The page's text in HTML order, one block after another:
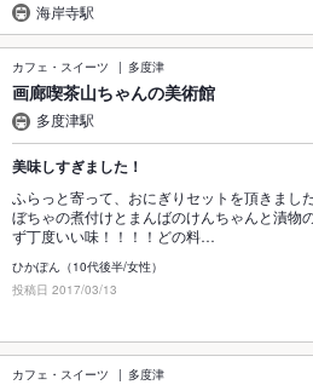
海岸寺駅
カフェ・スイーツ 多度津
画廊喫茶山ちゃんの美術館
多度津駅
美味しすぎました！
ふらっと寄って、おにぎりセットを頂きまし
ぼちゃの煮付けとまんばのけんちゃんと漬物
ず丁度いい味！！！！どの料…
ひかぽん（10代後半/女性）
投稿日 2017/03/13
カフェ・スイーツ 多度津